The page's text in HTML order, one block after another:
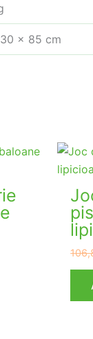
× 85 cm